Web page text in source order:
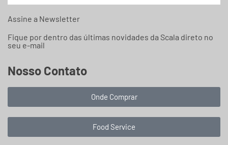
Assine a Newsletter
Fique por dentro das últimas novidades da Scala direto no
seu e-mail
Nosso Contato
Onde Comprar
Food Service